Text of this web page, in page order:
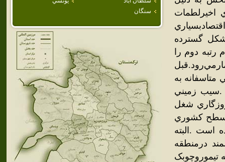
سنگان
اخيرلطمات
گسترده
دوم را
به
.سيب زميني
شغل
کشوري
است .البته
درمنطقه
تيموروچوبک